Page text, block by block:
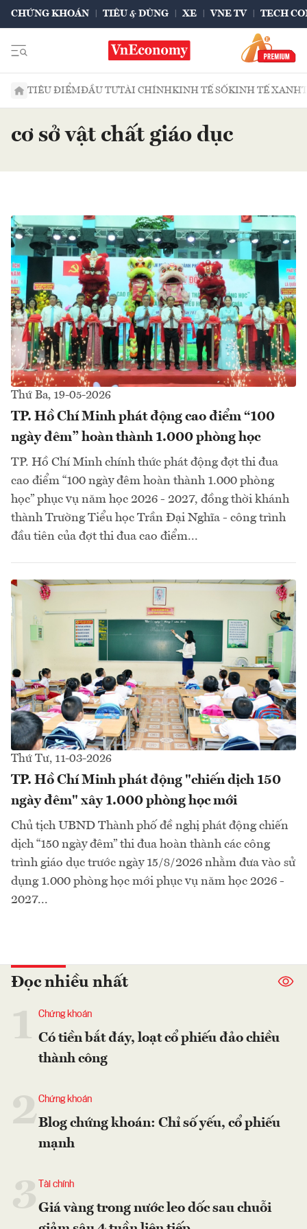
CHỨNG KHOÁN TIÊU & DÙNG XE VNE TV TECH
TIÊU ĐIỂMĐẦU TƯTÀI CHÍNHKINH TẾ SỐKINH TẾ XANH
cơ sở vật chất giáo dục
Thứ Ba, 19-05-2026
TP. Hồ Chí Minh phát động cao điểm “100
ngày đêm” hoàn thành 1.000 phòng học
TP. Hồ Chí Minh chính thức phát động đợt thi đua
cao điểm “100 ngày đêm hoàn thành 1.000 phòng
học” phục vụ năm học 2026 - 2027, đồng thời khánh
thành Trường Tiểu học Trần Đại Nghĩa - công trình
đầu tiên của đợt thi đua cao điểm...
Thứ Tư, 11-03-2026
TP. Hồ Chí Minh phát động "chiến dịch 150
ngày đêm" xây 1.000 phòng học mới
Chủ tịch UBND Thành phố đề nghị phát động chiến
dịch “150 ngày đêm” thi đua hoàn thành các công
trình giáo dục trước ngày 15/8/2026 nhằm đưa vào sử
dụng 1.000 phòng học mới phục vụ năm học 2026 -
2027...
Đọc nhiều nhất
Chứng khoán
Có tiền bắt đáy, loạt cổ phiếu đảo chiều
thành công
2Chứng khoán
Blog chứng khoán: Chỉ số yếu, cổ phiếu
mạnh
Tài chính
Giá vàng trong nước leo dốc sau chuỗi